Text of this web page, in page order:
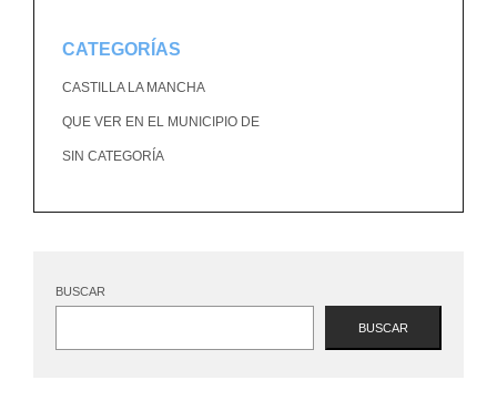
CATEGORÍAS
CASTILLA LA MANCHA
QUE VER EN EL MUNICIPIO DE
SIN CATEGORÍA
BUSCAR
BUSCAR